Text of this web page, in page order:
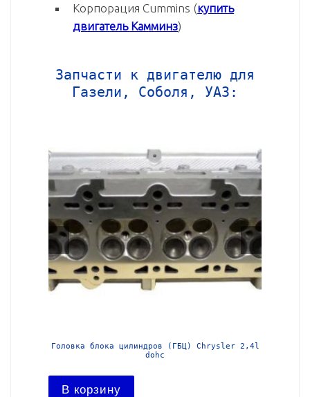
Корпорация Cummins (купить
двигатель Камминз)
Запчасти к двигателю для
Газели, Соболя, УАЗ:
Головка блока цилиндров (ГБЦ) Chrysler 2,4l
dohc
В корзину